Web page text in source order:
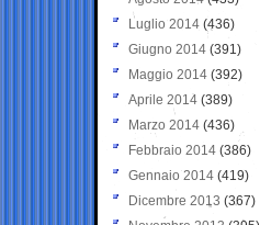
Luglio 2014 (436)
Giugno 2014 (391)
Maggio 2014 (392)
Aprile 2014 (389)
Marzo 2014 (436)
Febbraio 2014 (386)
Gennaio 2014 (419)
Dicembre 2013 (367)